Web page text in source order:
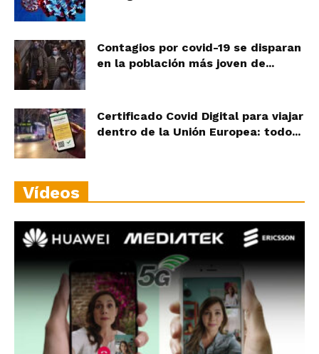
Contagios por covid-19 se disparan
en la población más joven de...
Certificado Covid Digital para viajar
dentro de la Unión Europea: todo...
Vídeos